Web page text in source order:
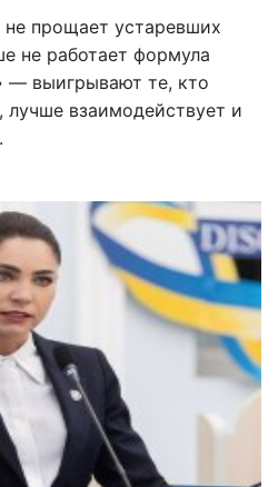
прощает устаревших
не работает формула
— выигрывают те, кто
лучше взаимодействует и